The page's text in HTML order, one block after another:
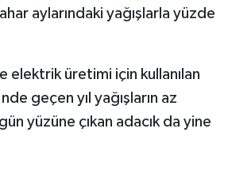
aylarındaki yağışlarla yüzde
elektrik üretimi için kullanılan
geçen yıl yağışların az
yüzüne çıkan adacık da yine